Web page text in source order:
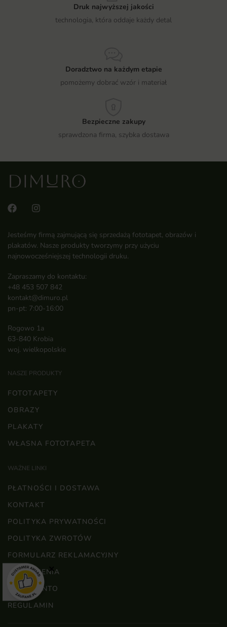
Druk najwyższej jakości
technologia, która oddaje każdy detal
Doradztwo na każdym etapie
pomożemy dobrać wzór i materiał
Bezpieczne zakupy
sprawdzona firma, szybka dostawa
Jesteśmy firmą zajmującą się sprzedażą fototapet, obrazów i
plakatów. Nasze produkty tworzymy przy użyciu
najnowocześniejszej technologii druku.
Zapraszamy do kontaktu:
+48 453 507 842
kontakt@dimuro.pl
pn-pt: 7:00-16:00
Rogowo 1a
63-840 Krobia
woj. wielkopolskie
NASZE PRODUKTY
FOTOTAPETY
OBRAZY
PLAKATY
WŁASNA FOTOTAPETA
WAŻNE LINKI
PŁATNOŚCI I DOSTAWA
KONTAKT
POLITYKA PRYWATNOŚCI
POLITYKA ZWROTÓW
FORMULARZ REKLAMACYJNY
ZAMÓWIENIA
MOJE KONTO
REGULAMIN
×